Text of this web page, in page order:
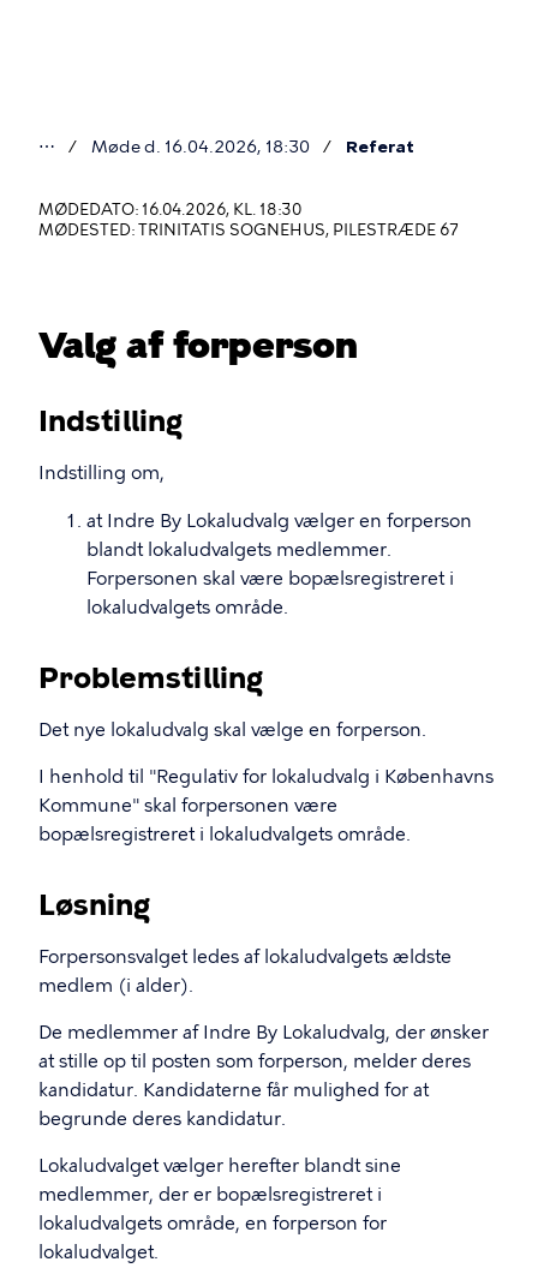
er
her
⋯ Møde d. 16.04.2026, 18:30 Referat
MØDEDATO: 16.04.2026, KL. 18:30
MØDESTED: TRINITATIS SOGNEHUS, PILESTRÆDE 67
Valg af forperson
Indstilling
Indstilling om,
at Indre By Lokaludvalg vælger en forperson
blandt lokaludvalgets medlemmer.
Forpersonen skal være bopælsregistreret i
lokaludvalgets område.
Problemstilling
Det nye lokaludvalg skal vælge en forperson.
I henhold til "Regulativ for lokaludvalg i Københavns
Kommune" skal forpersonen være
bopælsregistreret i lokaludvalgets område.
Løsning
Forpersonsvalget ledes af lokaludvalgets ældste
medlem (i alder).
De medlemmer af Indre By Lokaludvalg, der ønsker
at stille op til posten som forperson, melder deres
kandidatur. Kandidaterne får mulighed for at
begrunde deres kandidatur.
Lokaludvalget vælger herefter blandt sine
medlemmer, der er bopælsregistreret i
lokaludvalgets område, en forperson for
lokaludvalget.